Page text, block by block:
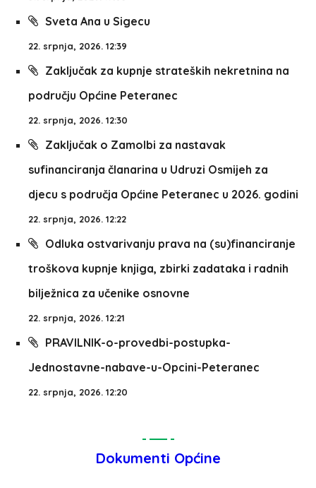
Sveta Ana u Sigecu
22. srpnja, 2026. 12:39
Zaključak za kupnje strateških nekretnina na
području Općine Peteranec
22. srpnja, 2026. 12:30
Zaključak o Zamolbi za nastavak
sufinanciranja članarina u Udruzi Osmijeh za
djecu s područja Općine Peteranec u 2026. godini
22. srpnja, 2026. 12:22
Odluka ostvarivanju prava na (su)financiranje
troškova kupnje knjiga, zbirki zadataka i radnih
bilježnica za učenike osnovne
22. srpnja, 2026. 12:21
PRAVILNIK-o-provedbi-postupka-
Jednostavne-nabave-u-Opcini-Peteranec
22. srpnja, 2026. 12:20
Dokumenti Općine